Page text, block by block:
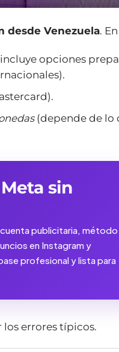
desde Venezuela.
opciones
(depende de lo
sin
publicitaria,
en Instagram y
profesional y lista para
los errores típicos.